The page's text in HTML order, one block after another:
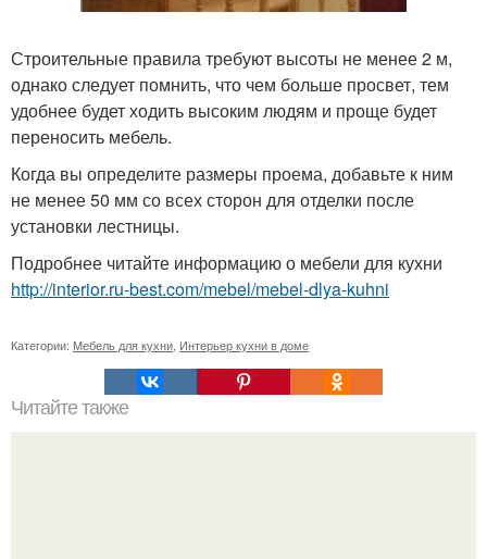
Строительные правила требуют высоты не менее 2 м,
однако следует помнить, что чем больше просвет, тем
удобнее будет ходить высоким людям и проще будет
переносить мебель.
Когда вы определите размеры проема, добавьте к ним
не менее 50 мм со всех сторон для отделки после
установки лестницы.
Подробнее читайте информацию о мебели для кухни
http://interior.ru-best.com/mebel/mebel-dlya-kuhni
Категории: Мебель для кухни Интерьер кухни в доме
Читайте также